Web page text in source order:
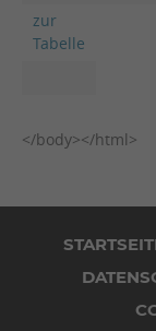
zur
Tabelle
</body></html>
überspringen